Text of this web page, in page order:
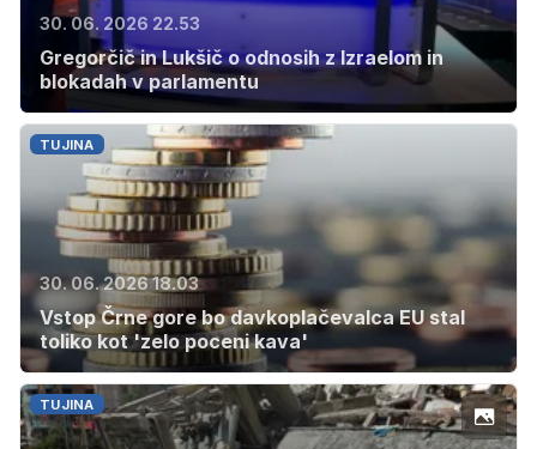
30. 06. 2026 22.53
Gregorčič in Lukšič o odnosih z Izraelom in
blokadah v parlamentu
TUJINA
30. 06. 2026 18.03
Vstop Črne gore bo davkoplačevalca EU stal
toliko kot 'zelo poceni kava'
TUJINA